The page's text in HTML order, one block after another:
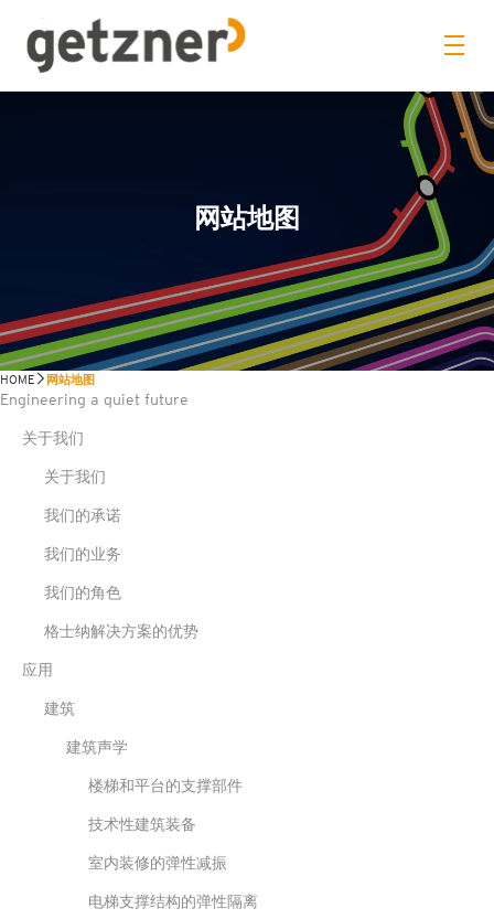
网站地图
HOME 网站地图
Engineering a quiet future
关于我们
关于我们
我们的承诺
我们的业务
我们的角色
格士纳解决方案的优势
应用
建筑
建筑声学
楼梯和平台的支撑部件
技术性建筑装备
室内装修的弹性减振
电梯支撑结构的弹性隔离